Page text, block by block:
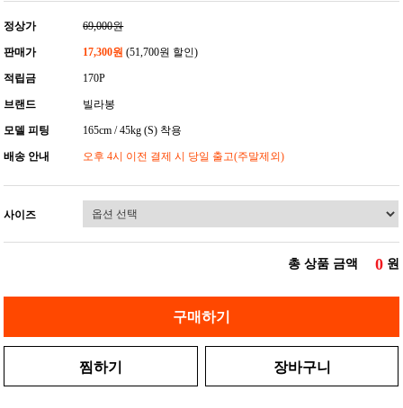
정상가 69,000원
판매가 17,300원 (51,700원 할인)
적립금 170P
브랜드 빌라봉
모델 피팅 165cm / 45kg (S) 착용
배송 안내 오후 4시 이전 결제 시 당일 출고(주말제외)
사이즈
총 상품 금액 0 원
구매하기
찜하기 장바구니